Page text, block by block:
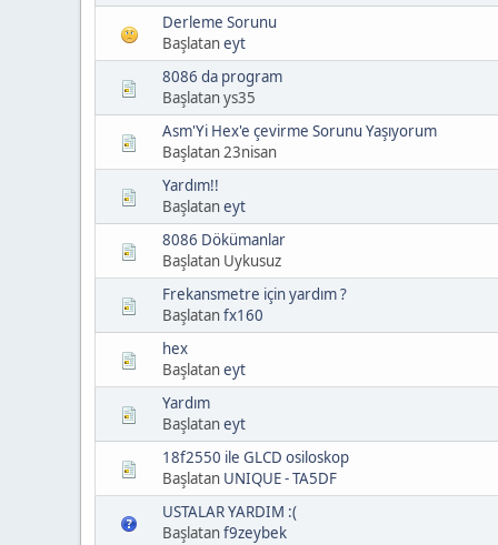
Derleme Sorunu
Başlataneyt
8086 da program
Başlatan ys35
Asm'Yi Hex'e çevirme Sorunu Yaşıyorum
Başlatan 23nisan
Yardım!!
Başlataneyt
8086 Dökümanlar
Başlatan Uykusuz
Frekansmetre için yardım ?
Başlatanfx160
hex
Başlataneyt
Yardım
Başlataneyt
18f2550 ile GLCD osiloskop
Başlatan UNIQUE - TA5DF
USTALAR YARDIM :(
Başlatanf9zeybek